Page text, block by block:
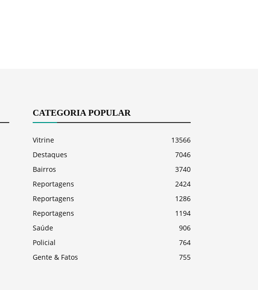
CATEGORIA POPULAR
Vitrine
13566
Destaques
7046
Bairros
3740
Reportagens
2424
Reportagens
1286
Reportagens
1194
Saúde
906
Policial
764
Gente & Fatos
755